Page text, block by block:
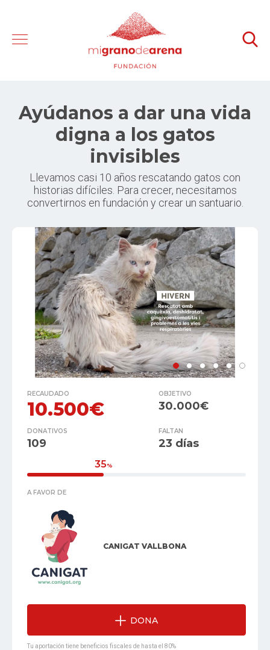
Ayúdanos a dar una vida
digna a los gatos
invisibles
Llevamos casi 10 años rescatando gatos con
historias difíciles. Para crecer, necesitamos
convertirnos en fundación y crear un santuario.
RECAUDADO
10.500€
OBJETIVO
30.000€
DONATIVOS
109
FALTAN
23 días
35%
A FAVOR DE
CANIGAT VALLBONA
DONA
Tu aportación tiene beneficios fiscales de hasta el 80%